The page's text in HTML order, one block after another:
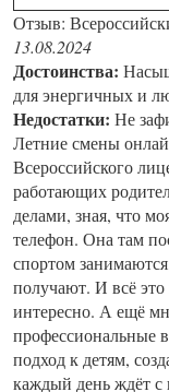
Отзыв:
13.08.2024
Достоинства:
для энергичных и
Недостатки: Не
Летние смены
Всероссийского
работающих
делами, зная, что
телефон. Она там
спортом
получают. И всё
интересно. А ещё
профессиональные
подход к детям,
каждый день ждёт с